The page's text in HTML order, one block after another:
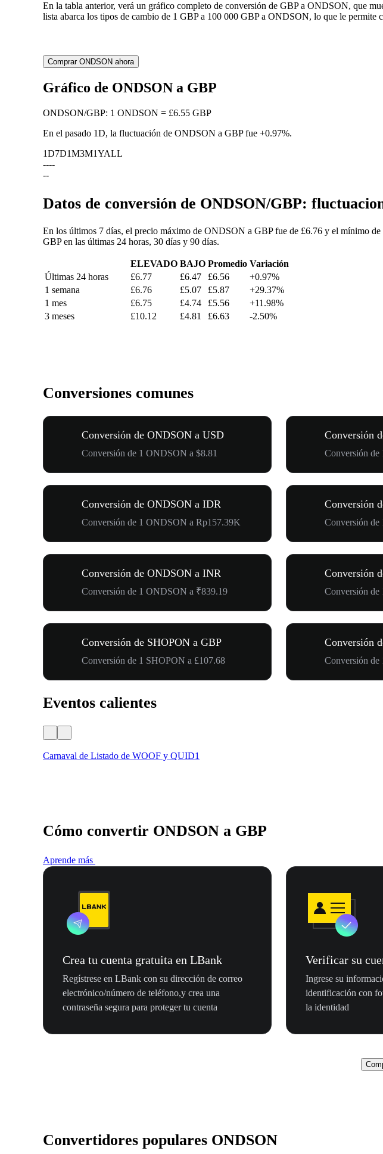
En la tabla anterior, verá un gráfico completo de conversión de GBP a ONDSON, que
lista abarca los tipos de cambio de 1 GBP a 100 000 GBP a ONDSON, lo que le permite
Comprar ONDSON ahora
Gráfico de ONDSON a GBP
ONDSON/GBP: 1 ONDSON = £6.55 GBP
En el pasado 1D, la fluctuación de ONDSON a GBP fue +0.97%.
1D7D1M3M1YALL
----
--
Datos de conversión de ONDSON/GBP:
En los últimos 7 días, el precio máximo de ONDSON a GBP fue de £6.76 y el mínimo
GBP en las últimas 24 horas, 30 días y 90 días.
ELEVADO BAJO Promedio Variación
Últimas 24 horas
£6.77 £6.47 £6.56
+0.97%
1 semana
£6.76 £5.07 £5.87
+29.37%
1 mes
£6.75 £4.74 £5.56
+11.98%
3 meses
£10.12 £4.81 £6.63 -2.50%
Conversiones comunes
Conversión de ONDSON a USD
Conversión de 1 ONDSON a $8.81
Conversión
Conversión
Conversión de ONDSON a IDR
Conversión de 1 ONDSON a Rp157.39K
Conversión
Conversión
Conversión de ONDSON a INR
Conversión de 1 ONDSON a ₹839.19
Conversión
Conversión
Conversión de SHOPON a GBP
Conversión de 1 SHOPON a £107.68
Conversión
Conversión
Eventos calientes
Carnaval de Listado de WOOF y QUID1
Cómo convertir ONDSON a GBP
Aprende más
Crea tu cuenta gratuita en LBank
Regístrese en LBank con su dirección de correo
electrónico/número de teléfono,y crea una
contraseña segura para proteger tu cuenta
Verificar su
Ingrese su
identificación con
la identidad
Convertidores populares ONDSON